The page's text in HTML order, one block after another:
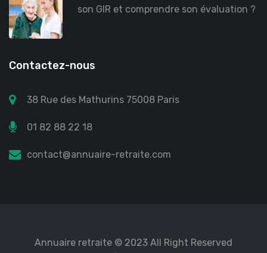
son GIR et comprendre son évaluation ?
Contactez-nous
38 Rue des Mathurins 75008 Paris
01 82 88 22 18
contact@annuaire-retraite.com
Annuaire retraite © 2023 All Right Reserved